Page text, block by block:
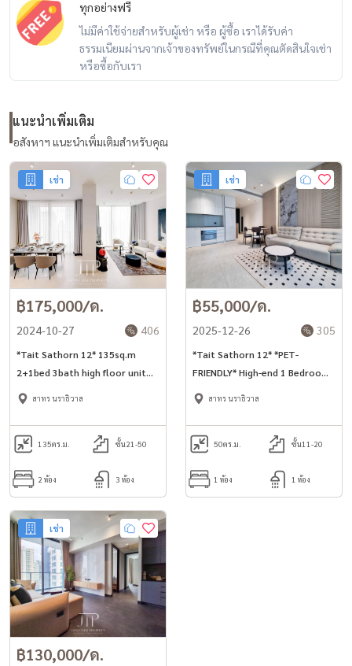
ทุกอย่างฟรี
ไม่มีค่าใช้จ่ายสำหรับผู้เช่า หรือ ผู้ซื้อ เราได้รับค่า
ธรรมเนียมผ่านจากเจ้าของทรัพย์ในกรณีที่คุณตัดสินใจเช่า
หรือซื้อกับเรา
แนะนำเพิ่มเติม
อสังหาฯ แนะนำเพิ่มเติมสำหรับคุณ
เช่า
฿175,000/ด.
2024-10-27 406
*Tait Sathorn 12* 135sq.m
2+1bed 3bath high floor unit
with luxury functions in Sathorn
สาทร นราธิวาส
135ตร.ม. ชั้น21-50
2 ห้อง 3 ห้อง
เช่า
฿55,000/ด.
2025-12-26 305
*Tait Sathorn 12* *PET-
FRIENDLY* High-end 1 Bedrooms
for rent, located on Sathorn
สาทร นราธิวาส
50ตร.ม. ชั้น11-20
1 ห้อง 1 ห้อง
เช่า
฿130,000/ด.